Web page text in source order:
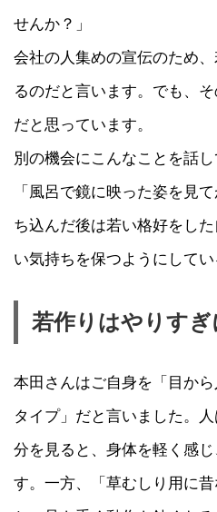
せんか？」
会社の人集めの宣伝のため
るのだと言います。でも、
だと思っています。
別の機会にこんなことを話し
「風呂で鏡に映った姿を見
ち込んだ後は若い格好をし
い気持ちを保つようにしてい
若作りはやりすぎ
本田さんはご自身を「目か
タイプ」だと言いました。
分を見ると、身体を軽く感
す。一方、「草むしり用に